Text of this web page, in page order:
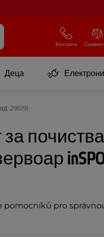
Контакти
Деца
29519)
pomocníků pro